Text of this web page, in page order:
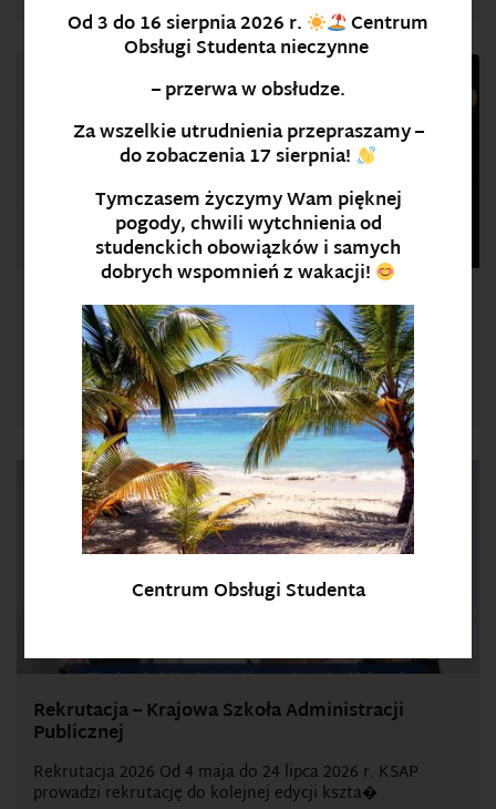
Startuje konkurs na najlepsze prace licencjackie,
inżynierskie i magisterskie
Twoja praca dyplomowa dotyczyła zagadnień związanych
ze zrównoważonym rozwojem lub ochroną śr
Rekrutacja – Krajowa Szkoła Administracji
Publicznej
Rekrutacja 2026 Od 4 maja do 24 lipca 2026 r. KSAP
prowadzi rekrutację do kolejnej edycji kszta�
Od3 do 16 sierpnia 2026 r. Centrum
Obsługi Studentanieczynne
– przerwa w obsłudze.
Za wszelkie utrudnienia przepraszamy –
do zobaczenia17 sierpnia!
Tymczasem życzymy Wam pięknej
pogody, chwili wytchnienia od
studenckich obowiązków i samych
dobrych wspomnień z wakacji!
Centrum Obsługi Studenta